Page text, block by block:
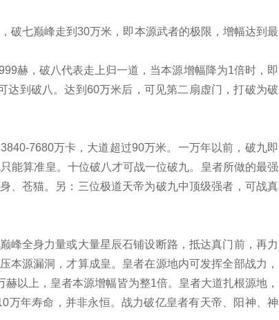
破七巅峰走到30万米，即本源武者的极限，增幅达到最
赫，破八代表走上归一道，当本源增幅降为1倍时，即
达到破八。达到60万米后，可见第二扇虚门，打破为破
7680万卡，大道超过90万米。一万年以前，破九即
能算准皇。十位破八才可战一位破九。皇者所做的最强
、苍猫。另：三位极道天帝为破九中顶级强者，可战真
峰全身力量或大量星辰石铺设断路，抵达真门前，再力
源漏洞，才算成皇。皇者在源地内可发挥全部战力，
以上，皇者本源增幅皆为整1倍。皇者大道扎根源地，
万年寿命，并非永恒。战力破亿皇者有天帝、阳神、神